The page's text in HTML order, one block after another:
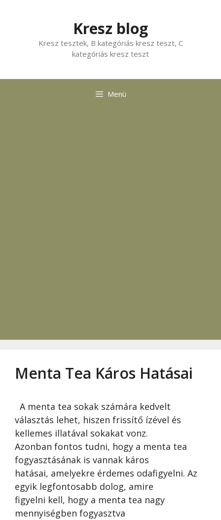
Kresz blog
Kresz tesztek, B kategóriás kresz teszt, C
kategóriás kresz teszt
Menü
Menta Tea Káros Hatásai
A menta tea sokak számára kedvelt
választás lehet, hiszen frissítő ízével és
kellemes illatával sokakat vonz.
Azonban fontos tudni, hogy a menta tea
fogyasztásának is vannak káros
hatásai, amelyekre érdemes odafigyelni. Az
egyik legfontosabb dolog, amire
figyelni kell, hogy a menta tea nagy
mennyiségben fogyasztva